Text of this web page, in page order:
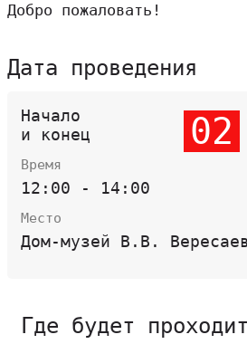
Добро пожаловать!
Дата проведения
Начало
и конец
02
Время
12:00 - 14:00
Место
Дом-музей В.В.
Где будет